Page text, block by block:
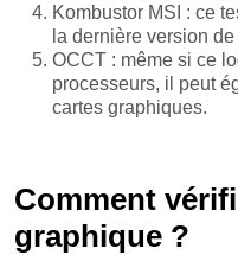
Kombustor MSI : ce
la dernière version
OCCT : même si ce
processeurs, il peut
cartes graphiques.
Comment
graphique ?